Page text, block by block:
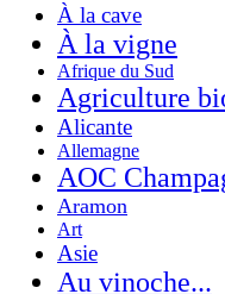
À la cave
À la vigne
Afrique du Sud
Agriculture
Alicante
Allemagne
AOC
Aramon
Art
Asie
Au vinoche...